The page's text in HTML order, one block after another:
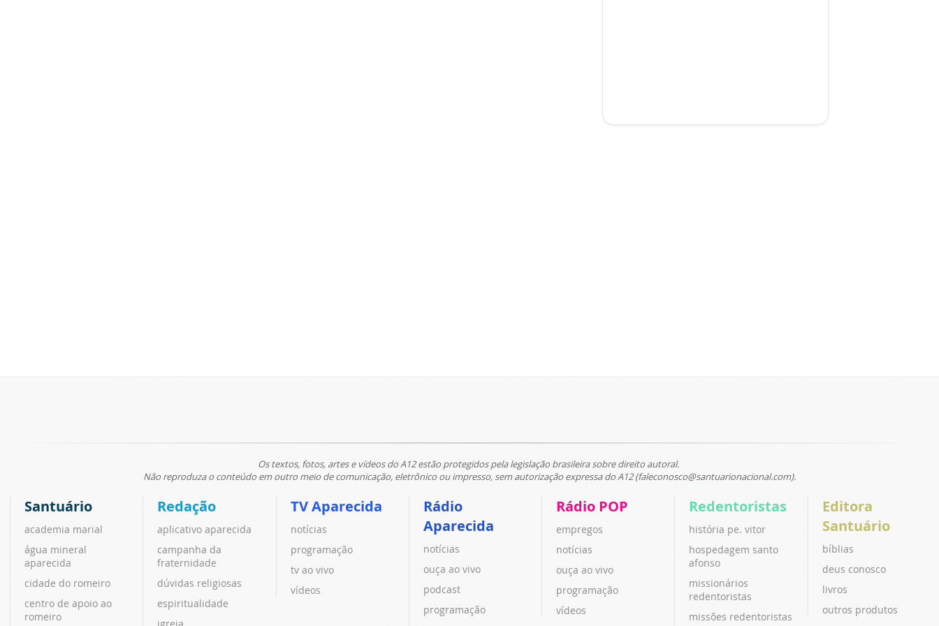
Os textos, fotos, artes e vídeos do A12 estão protegidos pela legislação brasileira sobre direito autoral.
Não reproduza o conteúdo em outro meio de comunicação, eletrônico ou impresso, sem autorização expressa do A12 (faleconosco@santuarionacional.com).
Santuário
academia marial
água mineral
aparecida
cidade do romeiro
centro de apoio ao
romeiro
Redação
aplicativo aparecida
campanha da
fraternidade
dúvidas religiosas
espiritualidade
igreja
TV Aparecida
notícias
programação
tv ao vivo
vídeos
Rádio
Aparecida
notícias
ouça ao vivo
podcast
programação
Rádio POP
empregos
notícias
ouça ao vivo
programação
vídeos
Redentoristas
história pe. vitor
hospedagem santo
afonso
missionários
redentoristas
missões redentoristas
Editora
Santuário
bíblias
deus conosco
livros
outros produtos